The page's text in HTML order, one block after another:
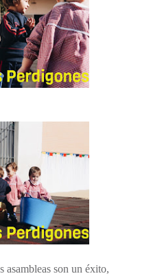
asambleas son un éxito,